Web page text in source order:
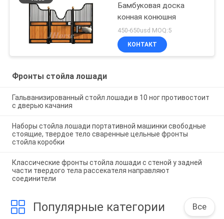
Бамбуковая доска
конная конюшня
450-650usd MOQ:5
КОНТАКТ
Фронты стойла лошади
Гальванизированный стойл лошади в 10 ног противостоит
с дверью качания
Наборы стойла лошади портативной машинки свободные
стоящие, твердое тело сваренные цельные фронты
стойла коробки
Классические фронты стойла лошади с стеной у задней
части твердого тела рассекателя направляют
соединители
Популярные категории Все